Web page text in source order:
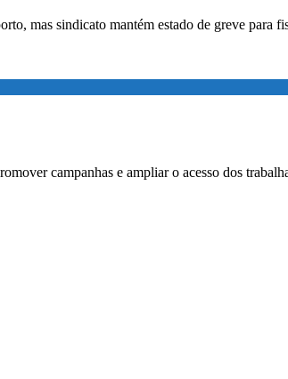
mas sindicato mantém estado de greve
campanhas e ampliar o acesso dos